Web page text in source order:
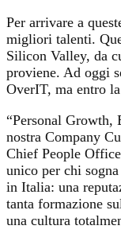
Per arrivare a
migliori talenti.
Silicon Valley, da
proviene. Ad oggi
OverIT, ma entro
“Personal Growth,
nostra Company
Chief People
unico per chi
in Italia: una
tanta formazione
una cultura